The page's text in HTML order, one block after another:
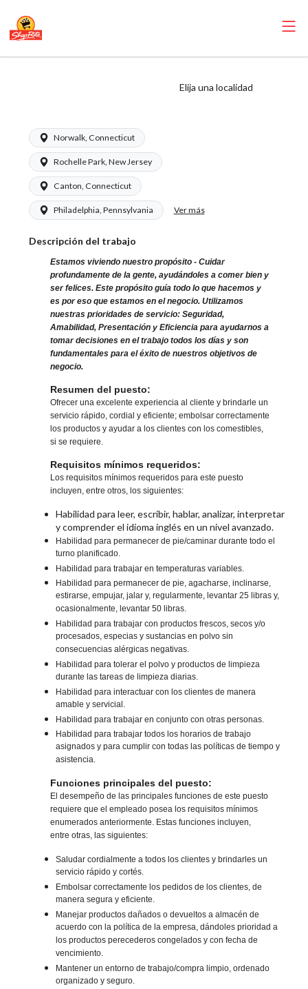
Elija una localidad
Norwalk, Connecticut
Rochelle Park, New Jersey
Canton, Connecticut
Philadelphia, Pennsylvania Ver más
Descripción del trabajo
Estamos viviendo nuestro propósito - Cuidar
profundamente de la gente, ayudándoles a comer bien y
ser felices. Este propósito guía todo lo que hacemos y
es por eso que estamos en el negocio. Utilizamos
nuestras prioridades de servicio: Seguridad,
Amabilidad, Presentación y Eficiencia para ayudarnos a
tomar decisiones en el trabajo todos los días y son
fundamentales para el éxito de nuestros objetivos de
negocio.
Resumen del puesto:
Ofrecer una excelente experiencia al cliente y brindarle un
servicio rápido, cordial y eficiente; embolsar correctamente
los productos y ayudar a los clientes con los comestibles,
si se requiere.
Requisitos mínimos requeridos:
Los requisitos mínimos requeridos para este puesto
incluyen, entre otros, los siguientes:
Habilidad para leer, escribir, hablar, analizar, interpretar
y comprender el idioma inglés en un nivel avanzado.
Habilidad para permanecer de pie/caminar durante todo el
turno planificado.
Habilidad para trabajar en temperaturas variables.
Habilidad para permanecer de pie, agacharse, inclinarse,
estirarse, empujar, jalar y, regularmente, levantar 25 libras y,
ocasionalmente, levantar 50 libras.
Habilidad para trabajar con productos frescos, secos y/o
procesados, especias y sustancias en polvo sin
consecuencias alérgicas negativas.
Habilidad para tolerar el polvo y productos de limpieza
durante las tareas de limpieza diarias.
Habilidad para interactuar con los clientes de manera
amable y servicial.
Habilidad para trabajar en conjunto con otras personas.
Habilidad para trabajar todos los horarios de trabajo
asignados y para cumplir con todas las políticas de tiempo y
asistencia.
Funciones principales del puesto:
El desempeño de las principales funciones de este puesto
requiere que el empleado posea los requisitos mínimos
enumerados anteriormente. Estas funciones incluyen,
entre otras, las siguientes:
Saludar cordialmente a todos los clientes y brindarles un
servicio rápido y cortés.
Embolsar correctamente los pedidos de los clientes, de
manera segura y eficiente.
Manejar productos dañados o devueltos a almacén de
acuerdo con la política de la empresa, dándoles prioridad a
los productos perecederos congelados y con fecha de
vencimiento.
Mantener un entorno de trabajo/compra limpio, ordenado
organizado y seguro.